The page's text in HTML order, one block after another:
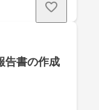
告書の作成